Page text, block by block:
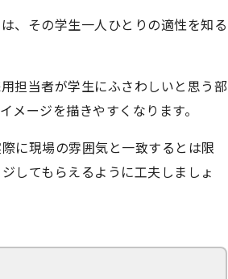
、その学生一人ひとりの適性を知る
担当者が学生にふさわしいと思う部
ージを描きやすくなります。
に現場の雰囲気と一致するとは限
してもらえるように工夫しましょ